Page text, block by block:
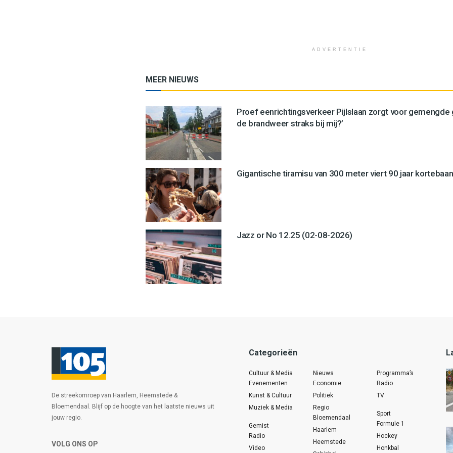
ADVERTENTIE
MEER NIEUWS
Proef eenrichtingsverkeer Pijlslaan zorgt voor gemengde
de brandweer straks bij mij?’
Gigantische tiramisu van 300 meter viert 90 jaar
Jazz or No 12.25 (02-08-2026)
De streekomroep van Haarlem, Heemstede &
Bloemendaal. Blijf op de hoogte van het laatste nieuws uit
jouw regio.
VOLG ONS OP
Categorieën
Cultuur & Media
Evenementen
Kunst & Cultuur
Muziek & Media
Gemist
Radio
Video
Nieuws
Economie
Politiek
Regio
Bloemendaal
Haarlem
Heemstede
Programma’s
Radio
TV
Sport
Formule 1
Hockey
Honkbal